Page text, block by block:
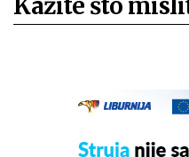
Kažite što